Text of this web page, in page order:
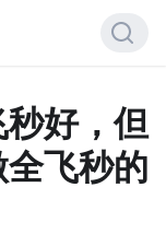
好，但
飞秒的